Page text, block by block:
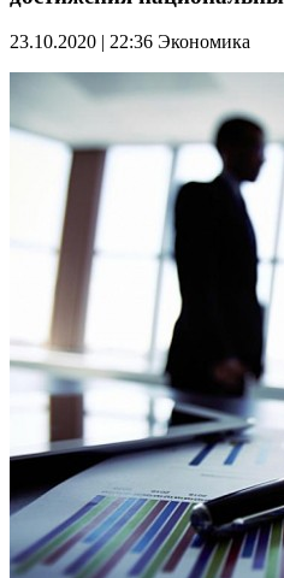
23.10.2020 | 22:36 Экономика